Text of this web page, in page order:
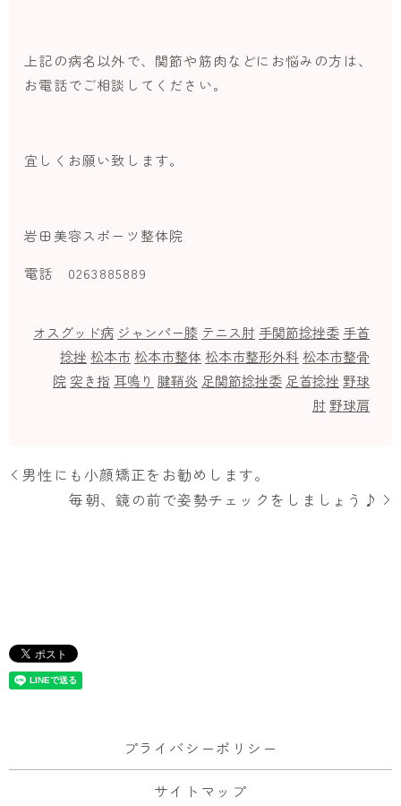
上記の病名以外で、関節や筋肉などにお悩みの方は、
お電話でご相談してください。
宜しくお願い致します。
岩田美容スポーツ整体院
電話 0263885889
オスグッド病 ジャンパー膝 テニス肘 手関節捻挫委 手首
捻挫 松本市松本市整体松本市整形外科松本市整骨
院 突き指 耳鳴り 腱鞘炎 足関節捻挫委 足首捻挫 野球
肘 野球肩
男性にも小顔矯正をお勧めします。
毎朝、鏡の前で姿勢チェックをしましょう♪
プライバシーポリシー
サイトマップ